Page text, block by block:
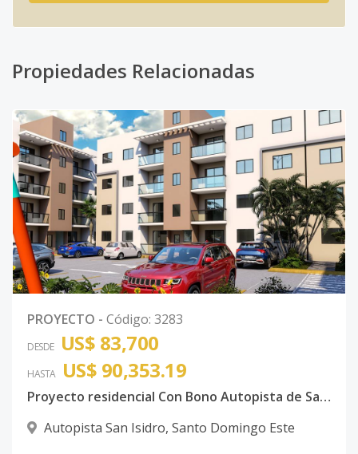
Propiedades Relacionadas
PROYECTO - Código: 3283
DESDE US$ 83,700
HASTA US$ 90,353.19
Proyecto residencial Con Bono Autopista de San Isidro
Autopista San Isidro, Santo Domingo Este